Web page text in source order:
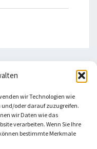
wir Technologien wie
und/oder darauf zuzugreifen.
wir Daten wie das
verarbeiten. Wenn Sie Ihre
bestimmte Merkmale